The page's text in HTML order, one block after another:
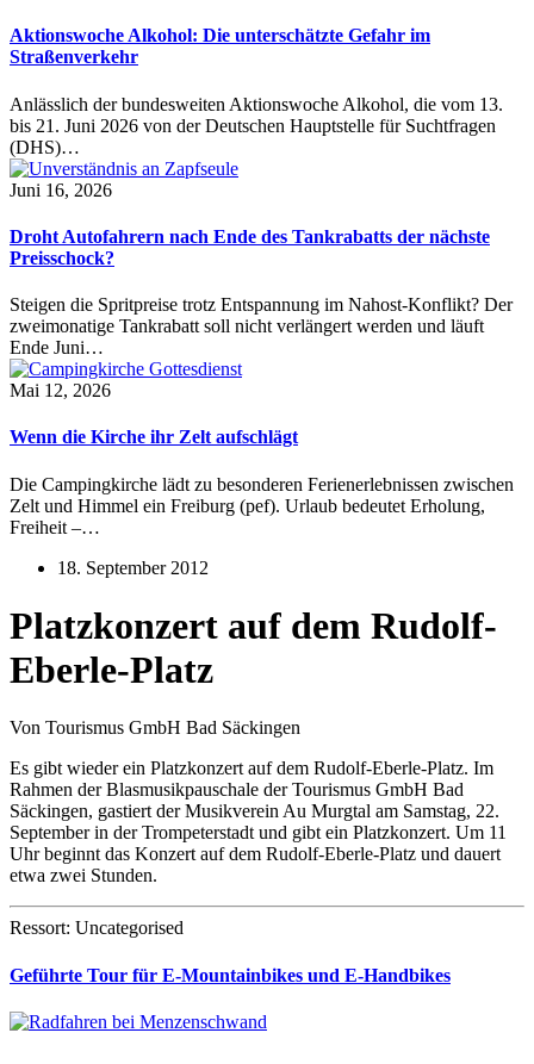
Aktionswoche Alkohol: Die unterschätzte Gefahr im
Straßenverkehr
Anlässlich der bundesweiten Aktionswoche Alkohol, die vom 13.
bis 21. Juni 2026 von der Deutschen Hauptstelle für Suchtfragen
(DHS)…
Juni 16, 2026
Droht Autofahrern nach Ende des Tankrabatts der nächste
Preisschock?
Steigen die Spritpreise trotz Entspannung im Nahost-Konflikt? Der
zweimonatige Tankrabatt soll nicht verlängert werden und läuft
Ende Juni…
Mai 12, 2026
Wenn die Kirche ihr Zelt aufschlägt
Die Campingkirche lädt zu besonderen Ferienerlebnissen zwischen
Zelt und Himmel ein Freiburg (pef). Urlaub bedeutet Erholung,
Freiheit –…
18. September 2012
Platzkonzert auf dem Rudolf-
Eberle-Platz
Von Tourismus GmbH Bad Säckingen
Es gibt wieder ein Platzkonzert auf dem Rudolf-Eberle-Platz. Im
Rahmen der Blasmusikpauschale der Tourismus GmbH Bad
Säckingen, gastiert der Musikverein Au Murgtal am Samstag, 22.
September in der Trompeterstadt und gibt ein Platzkonzert. Um 11
Uhr beginnt das Konzert auf dem Rudolf-Eberle-Platz und dauert
etwa zwei Stunden.
Ressort: Uncategorised
Geführte Tour für E-Mountainbikes und E-Handbikes